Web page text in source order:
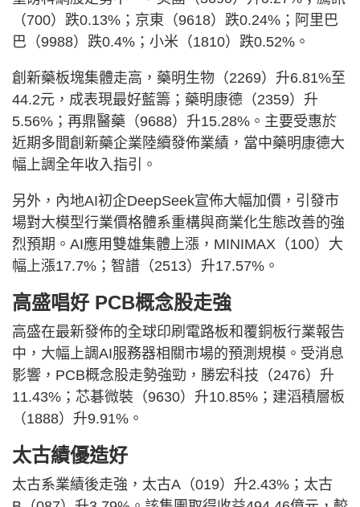
（700）跌0.13%；京東（9618）跌0.24%；阿里巴
巴（9988）跌0.4%；小米（1810）跌0.52%。
創新藥板塊集體走高，藥明生物（2269）升6.81%至
44.2元，成表現最好藍籌；藥明康德（2359）升
5.56%；再鼎醫藥（9688）升15.28%。主要受惠於
近期多間創新藥企業陸續發佈業績，當中藥明康德大
幅上調全年收入指引。
另外，內地AI初企DeepSeek宣佈大幅加價，引發市
場對大模型行業價格體系重構與商業化生態改善的強
烈預期。AI應用雙雄集體上漲，MINIMAX（100）大
幅上漲17.7%；智譜（2513）升17.57%。
高盛唱好 PCB概念股走強
高盛在最新發佈的全球印刷電路板和覆銅板行業報告
中，大幅上調AI服務器相關市場的預測規模。受消息
影響，PCB概念股走勢強勁，勝宏科技（2476）升
11.43%；芯碁微裝（9630）升10.85%；建滔積層板
（1888）升9.91%。
太古績優造好
太古系業績後走強，太古A（019）升2.43%；太古